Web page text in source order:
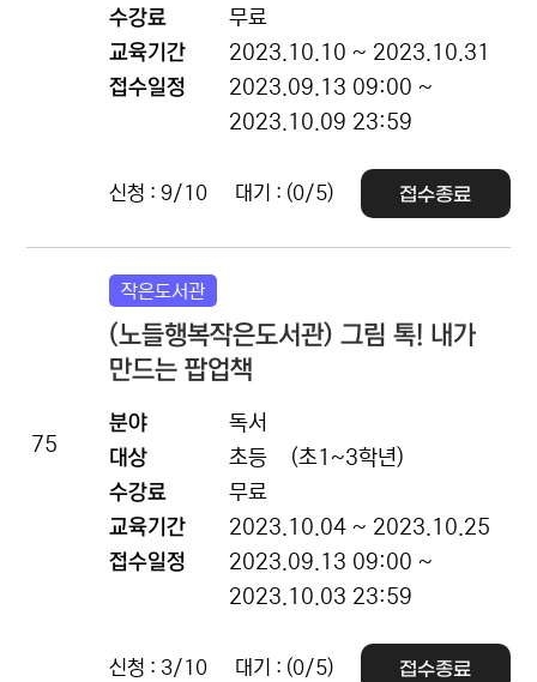
수강료
무료
교육기간
2023.10.10 ~ 2023.10.31
접수일정
2023.09.13 09:00 ~
2023.10.09 23:59
신청 : 9/10 대기 : (0/5) 접수종료
75
작은도서관
(노들행복작은도서관) 그림 톡! 내가
만드는 팝업책
분야
독서
대상
초등
(초1~3학년)
수강료
무료
교육기간
2023.10.04 ~ 2023.10.25
접수일정
2023.09.13 09:00 ~
2023.10.03 23:59
신청 : 3/10 대기 : (0/5) 접수종료